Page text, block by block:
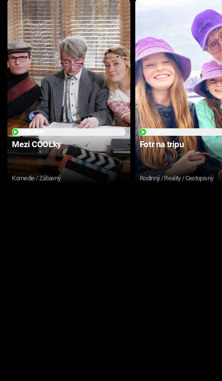
Mezi COOLky
Komedie / Zábavný
Fotr na tripu
Rodinný / Reality / Cestopisný